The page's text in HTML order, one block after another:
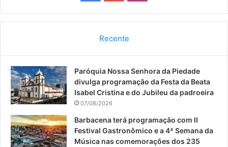
a
b
o
k
o
u
b
n
a
g
a
Recente
Paróquia Nossa Senhora da Piedade
divulga programação da Festa da Beata
Isabel Cristina e do Jubileu da padroeira
07/08/2026
Barbacena terá programação com II
Festival Gastronômico e a 4ª Semana da
Música nas comemorações dos 235